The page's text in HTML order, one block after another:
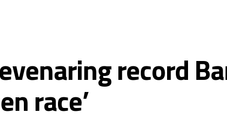
record
race’